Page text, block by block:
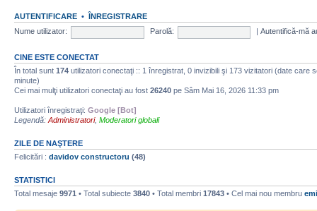
AUTENTIFICARE • ÎNREGISTRARE
Nume utilizator:
Parolă: Autentifică-mă
CINE ESTE CONECTAT
În total sunt 174 utilizatori conectaţi :: 1 înregistrat, 0 invizibili şi 173 vizitatori (date care
minute)
Cei mai mulţi utilizatori conectaţi au fost 26240 pe Sâm Mai 16, 2026 11:33 pm
Utilizatori înregistraţi: Google [Bot]
Legendă: Administratori, Moderatori globali
ZILE DE NAŞTERE
Felicitări : davidov constructoru (48)
STATISTICI
Total mesaje 9971 • Total subiecte 3840 • Total membri 17843 • Cel mai nou membru